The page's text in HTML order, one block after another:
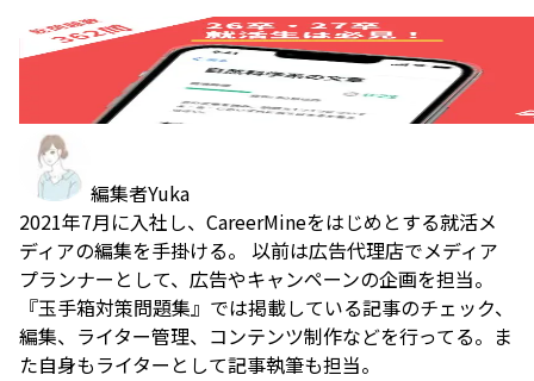
編集者Yuka
2021年7月に入社し、CareerMineをはじめとする就活メ
ディアの編集を手掛ける。 以前は広告代理店でメディア
プランナーとして、広告やキャンペーンの企画を担当。
『玉手箱対策問題集』では掲載している記事のチェック、
編集、ライター管理、コンテンツ制作などを行ってる。ま
た自身もライターとして記事執筆も担当。